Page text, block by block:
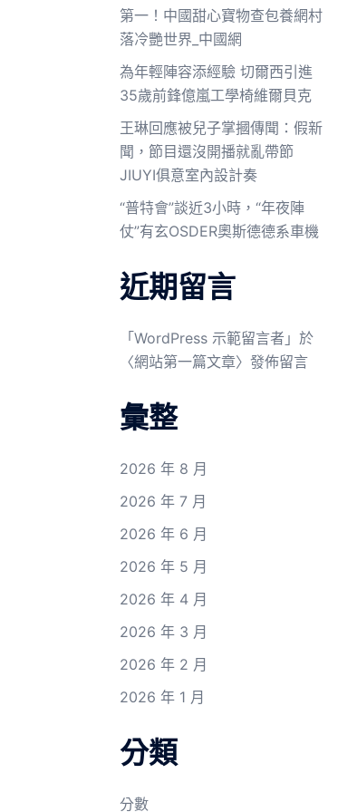
第一！中國甜心寶物查包養網村
落冷艷世界_中國網
為年輕陣容添經驗 切爾西引進
35歲前鋒億嵐工學椅維爾貝克
王琳回應被兒子掌摑傳聞：假新
聞，節目還沒開播就亂帶節
JIUYI俱意室內設計奏
“普特會”談近3小時，“年夜陣
仗”有玄OSDER奧斯德德系車機
近期留言
「 WordPress 示範留言者 」於
〈網站第一篇文章〉發佈留言
彙整
2026 年 8 月
2026 年 7 月
2026 年 6 月
2026 年 5 月
2026 年 4 月
2026 年 3 月
2026 年 2 月
2026 年 1 月
分類
分數